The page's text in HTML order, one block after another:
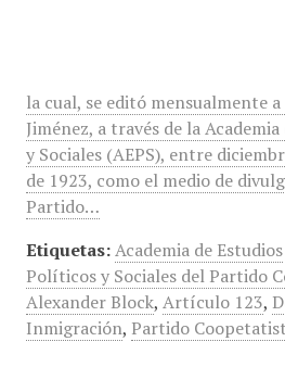
la cual, se editó mensualmente
Jiménez, a través de la
y Sociales (AEPS), entre
de 1923, como el medio de
Partido…
Etiquetas: Academia de Estudios
Políticos y Sociales del Partido
Alexander Block, Artículo 123,
Inmigración, Partido